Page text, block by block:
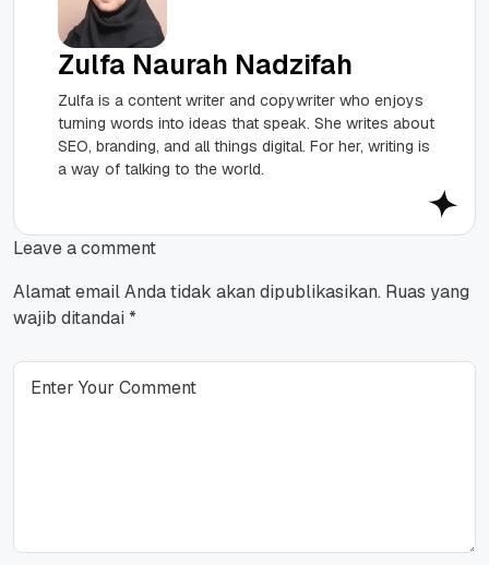
Zulfa Naurah Nadzifah
Zulfa is a content writer and copywriter who enjoys
turning words into ideas that speak. She writes about
SEO, branding, and all things digital. For her, writing is
a way of talking to the world.
Leave a comment
Alamat email Anda tidak akan dipublikasikan. Ruas yang
wajib ditandai *